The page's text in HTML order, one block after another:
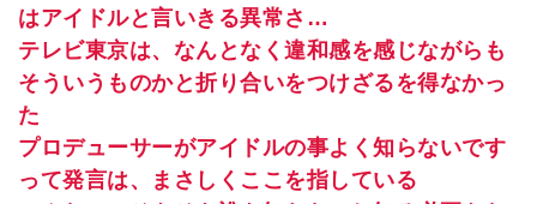
はアイドルと言いきる異常さ…
テレビ東京は、なんとなく違和感を感じながらも
そういうものかと折り合いをつけざるを得なかっ
た
プロデューサーがアイドルの事よく知らないです
って発言は、まさしくここを指している